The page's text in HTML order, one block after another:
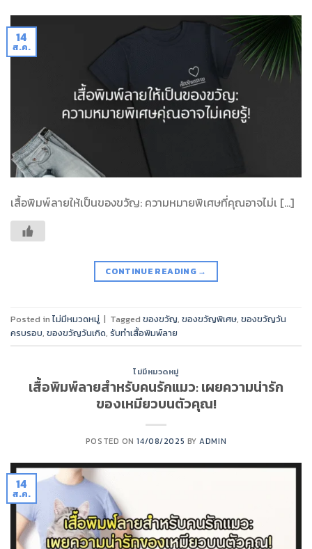
14
ส.ค.
เสื้อพิมพ์ลายให้เป็นของขวัญ: ความหมายพิเศษที่คุณอาจไม่เ […]
CONTINUE READING →
Posted in ไม่มีหมวดหมู่ | Tagged ของขวัญ, ของขวัญพิเศษ, ของขวัญวัน
ครบรอบ, ของขวัญวันเกิด, รับทำเสื้อพิมพ์ลาย
ไม่มีหมวดหมู่
เสื้อพิมพ์ลายสำหรับคนรักแมว: เผยความน่ารัก
ของเหมียวบนตัวคุณ!
POSTED ON14/08/2025 BYADMIN
14
ส.ค.